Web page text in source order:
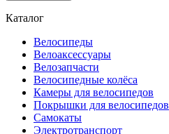
Каталог
Велосипеды
Велоаксессуары
Велозапчасти
Велосипедные колёса
Камеры для велосипедов
Покрышки для велосипедов
Самокаты
Электротранспорт